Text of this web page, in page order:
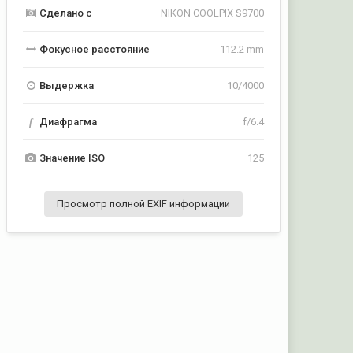
Сделано с NIKON COOLPIX S9700
Фокусное расстояние 112.2 mm
Выдержка 10/4000
f Диафрагма f/6.4
Значение ISO 125
Просмотр полной EXIF информации